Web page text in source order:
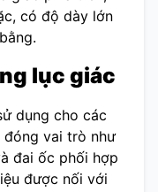
có độ dày lớn
lục giác
dụng cho các
đóng vai trò như
đai ốc phối hợp
được nối với